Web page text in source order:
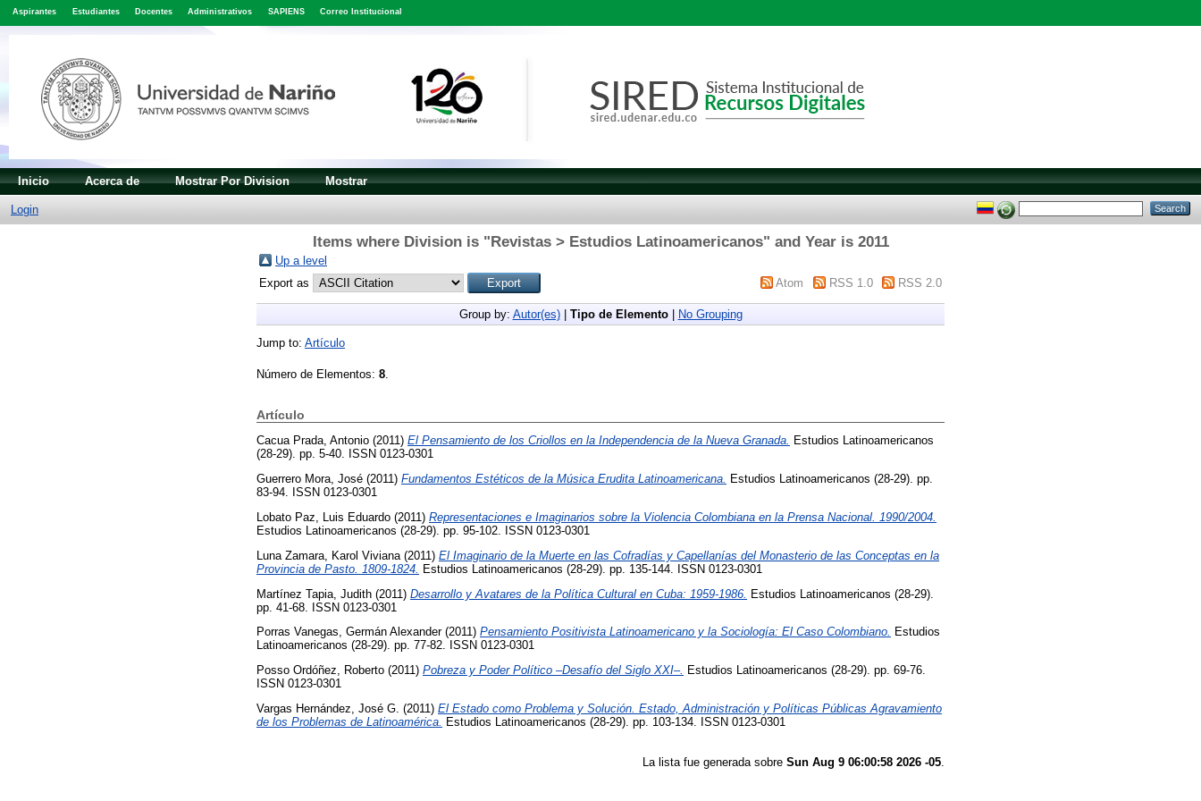
Aspirantes Estudiantes Docentes Administrativos SAPIENS Correo Institucional
Inicio Acerca de Mostrar Por Division Mostrar
Login
Items where Division is "Revistas > Estudios Latinoamericanos" and Year is 2011
Up a level
Export as
Atom RSS 1.0 RSS 2.0
Group by: Autor(es)| Tipo de Elemento| No Grouping
Jump to: Artículo
Número de Elementos: 8
Artículo
Cacua Prada, Antonio (2011) El Pensamiento de los Criollos en la Independencia de la Nueva Granada. Estudios Latinoamericanos
(28-29). pp. 5-40. ISSN 0123-0301
Guerrero Mora, José (2011) Fundamentos Estéticos de la Música Erudita Latinoamericana. Estudios Latinoamericanos (28-29). pp.
83-94. ISSN 0123-0301
Lobato Paz, Luis Eduardo (2011) Representaciones e Imaginarios sobre la Violencia Colombiana en la Prensa Nacional. 1990/2004.
Estudios Latinoamericanos (28-29). pp. 95-102. ISSN 0123-0301
Luna Zamara, Karol Viviana (2011) El Imaginario de la Muerte en las Cofradías y Capellanías del Monasterio de las Conceptas en la
Provincia de Pasto. 1809-1824.
Estudios Latinoamericanos (28-29). pp. 135-144. ISSN 0123-0301
Martínez Tapia, Judith (2011) Desarrollo y Avatares de la Política Cultural en Cuba: 1959-1986. Estudios Latinoamericanos (28-29).
pp. 41-68. ISSN 0123-0301
Porras Vanegas, Germán Alexander(2011) Pensamiento Positivista Latinoamericano y la Sociología: El Caso Colombiano. Estudios
Latinoamericanos (28-29). pp. 77-82. ISSN 0123-0301
Posso Ordóñez, Roberto (2011) Pobreza y Poder Político –Desafío del Siglo XXI–. Estudios Latinoamericanos (28-29). pp. 69-76.
ISSN 0123-0301
Vargas Hernández, José G. (2011) El Estado como Problema y Solución. Estado, Administración y Políticas Públicas Agravamiento
de los Problemas de Latinoamérica. Estudios Latinoamericanos (28-29). pp. 103-134. ISSN 0123-0301
La lista fue generada sobre Sun Aug 9 06:00:58 2026 -05.